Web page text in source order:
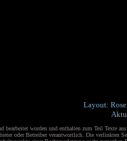
Layout:
worden und enthalten zum Teil Texte
oder Betreiber verantwortlich. Die